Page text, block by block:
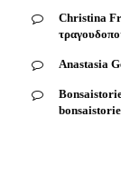
Christina
Anastasia